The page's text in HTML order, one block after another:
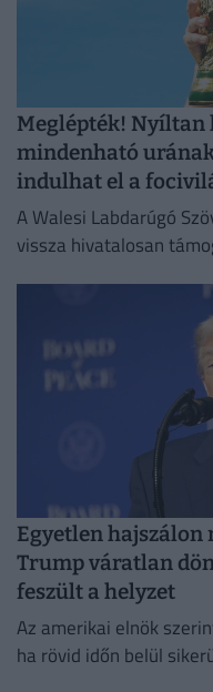
Meglépték! Nyíltan
mindenható
indulhat el a
A Walesi Labdarúgó
vissza hivatalosan
Egyetlen hajszálon
Trump váratlan
feszült a helyzet
Az amerikai elnök
ha rövid időn belül